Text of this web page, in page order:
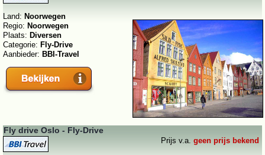
Land: Noorwegen
Regio: Noorwegen
Plaats: Diversen
Categorie: Fly-Drive
Aanbieder: BBI-Travel
Fly drive Oslo - Fly-Drive
Prijs v.a. geen prijs bekend